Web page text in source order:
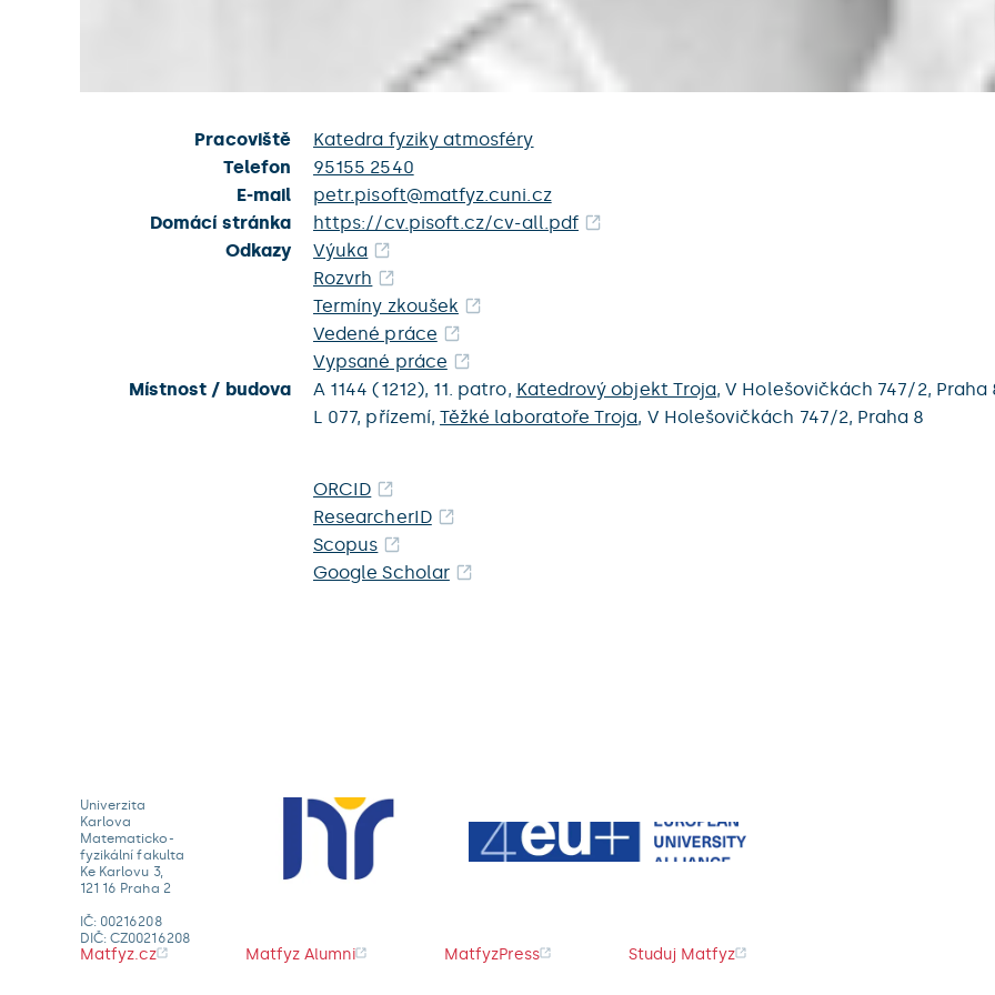
Pracoviště
Katedra fyziky atmosféry
Telefon
95155 2540
E-mail
petr.pisoft@matfyz.cuni.cz
Domácí stránka
https://cv.pisoft.cz/cv-all.pdf
Odkazy
Výuka
Rozvrh
Termíny zkoušek
Vedené práce
Vypsané práce
Místnost / budova
A 1144 (1212), 11. patro, Katedrový objekt Troja,V Holešovičkách 747/2, Praha
L 077, přízemí,Těžké laboratoře Troja, V Holešovičkách 747/2, Praha 8
ORCID
ResearcherID
Scopus
Google Scholar
Univerzita
Karlova
Matematicko-
fyzikální fakulta
Ke Karlovu 3,
121 16 Praha 2
IČ: 00216208
DIČ: CZ00216208
Matfyz.cz Matfyz Alumni MatfyzPress Studuj Matfyz